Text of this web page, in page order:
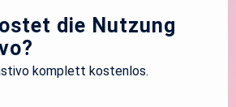
die Nutzung
komplett kostenlos.